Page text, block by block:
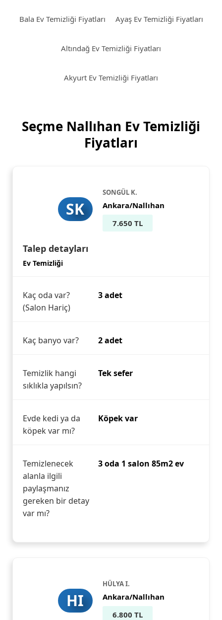
Bala Ev Temizliği Fiyatları Ayaş Ev Temizliği Fiyatları
Altındağ Ev Temizliği Fiyatları
Akyurt Ev Temizliği Fiyatları
Seçme Nallıhan Ev Temizliği
Fiyatları
SK
SONGÜL K.
Ankara/Nallıhan
7.650 TL
Talep detayları
Ev Temizliği
Kaç oda var?
(Salon Hariç)
3 adet
Kaç banyo var? 2 adet
Temizlik hangi
sıklıkla yapılsın?
Tek sefer
Evde kedi ya da
köpek var mı?
Köpek var
Temizlenecek
alanla ilgili
paylaşmanız
gereken bir detay
var mı?
3 oda 1 salon 85m2 ev
HI
HÜLYA I.
Ankara/Nallıhan
6.800 TL